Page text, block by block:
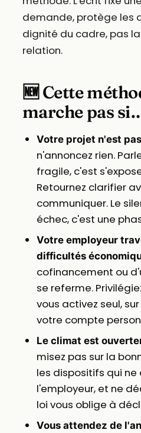
demande, protège les
dignité du cadre, pas
relation.
🆕 Cette
marche pas
Votre projet n'est
n'annoncez rien.
fragile, c'est
Retournez clarifier
communiquer. Le
échec, c'est une
Votre employeur
difficultés
cofinancement ou
se referme.
vous activez seul,
votre compte
Le climat est
misez pas sur la
les dispositifs qui
l'employeur, et ne
loi vous oblige à
Vous attendez de